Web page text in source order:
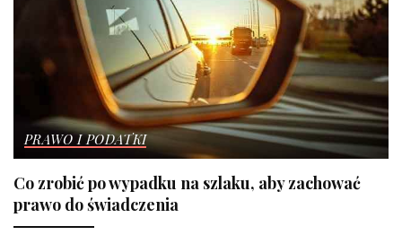
PRAWO I PODATKI
Co zrobić po wypadku na szlaku, aby zachować
prawo do świadczenia